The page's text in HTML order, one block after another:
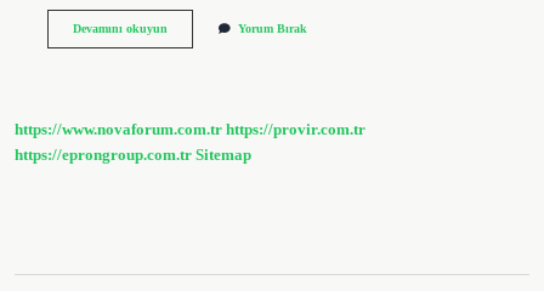
Devamını okuyun1000
Yorum Bırak
https://www.novaforum.com.tr https://provir.com.tr
https://eprongroup.com.tr Sitemap